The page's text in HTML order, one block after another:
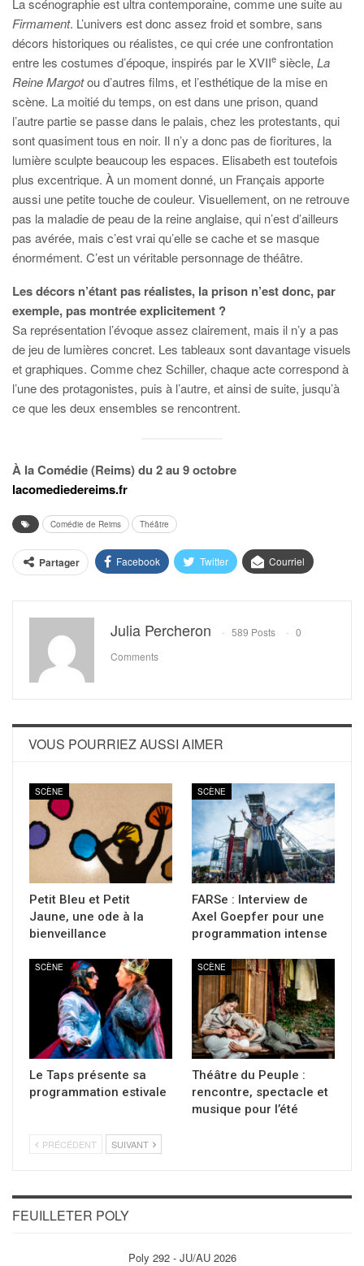
La scénographie est ultra contemporaine, comme une suite au
Firmament. L’univers est donc assez froid et sombre, sans
décors historiques ou réalistes, ce qui crée une confrontation
entre les costumes d’époque, inspirés par le XVIIe siècle, La
Reine Margotou d’autres films, et l’esthétique de la mise en
scène. La moitié du temps, on est dans une prison, quand
l’autre partie se passe dans le palais, chez les protestants, qui
sont quasiment tous en noir. Il n’y a donc pas de fioritures, la
lumière sculpte beaucoup les espaces. Elisabeth est toutefois
plus excentrique. À un moment donné, un Français apporte
aussi une petite touche de couleur. Visuellement, on ne retrouve
pas la maladie de peau de la reine anglaise, qui n’est d’ailleurs
pas avérée, mais c’est vrai qu’elle se cache et se masque
énormément. C’est un véritable personnage de théâtre.
Les décors n’étant pas réalistes, la prison n’est donc, par
exemple, pas montrée explicitement ?
Sa représentation l’évoque assez clairement, mais il n’y a pas
de jeu de lumières concret. Les tableaux sont davantage visuels
et graphiques. Comme chez Schiller, chaque acte correspond à
l’une des protagonistes, puis à l’autre, et ainsi de suite, jusqu’à
ce que les deux ensembles se rencontrent.
À la Comédie (Reims) du 2 au 9 octobre
lacomediedereims.fr
Comédie de Reims Théâtre
Partager Facebook Twitter Courriel
Julia Percheron 589 Posts
0
Comments
VOUS POURRIEZ AUSSI AIMER
SCÈNE
Petit Bleu et Petit
Jaune, une ode à la
bienveillance
SCÈNE
FARSe : Interview de
Axel Goepfer pour une
programmation intense
SCÈNE
Le Taps présente sa
programmation estivale
SCÈNE
Théâtre du Peuple :
rencontre, spectacle et
musique pour l’été
PRÉCÉDENT SUIVANT
FEUILLETER POLY
Poly 292 - JU/AU 2026